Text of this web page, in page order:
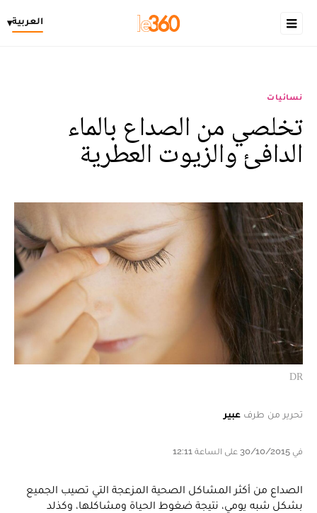
العربية▾
نسائيات
تخلصي من الصداع بالماء
الدافئ والزيوت العطرية
DR
تحرير من طرف عبير
في 30/10/2015 على الساعة 12:11
الصداع من أكثر المشاكل الصحية المزعجة التي تصيب الجميع
بشكل شبه يومي، نتيجة ضغوط الحياة ومشاكلها، وكذلد